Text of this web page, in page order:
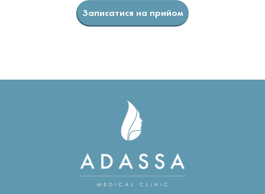
Записатися на прийом